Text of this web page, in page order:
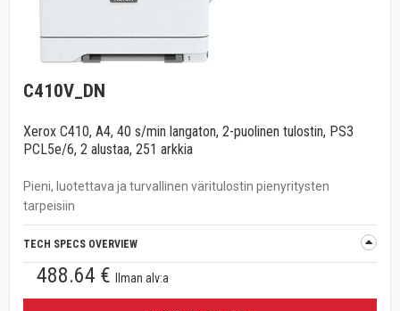
C410V_DN
Xerox C410, A4, 40 s/min langaton, 2-puolinen tulostin, PS3
PCL5e/6, 2 alustaa, 251 arkkia
Pieni, luotettava ja turvallinen väritulostin pienyritysten
tarpeisiin
TECH SPECS OVERVIEW
488.64 € Ilman alv:a